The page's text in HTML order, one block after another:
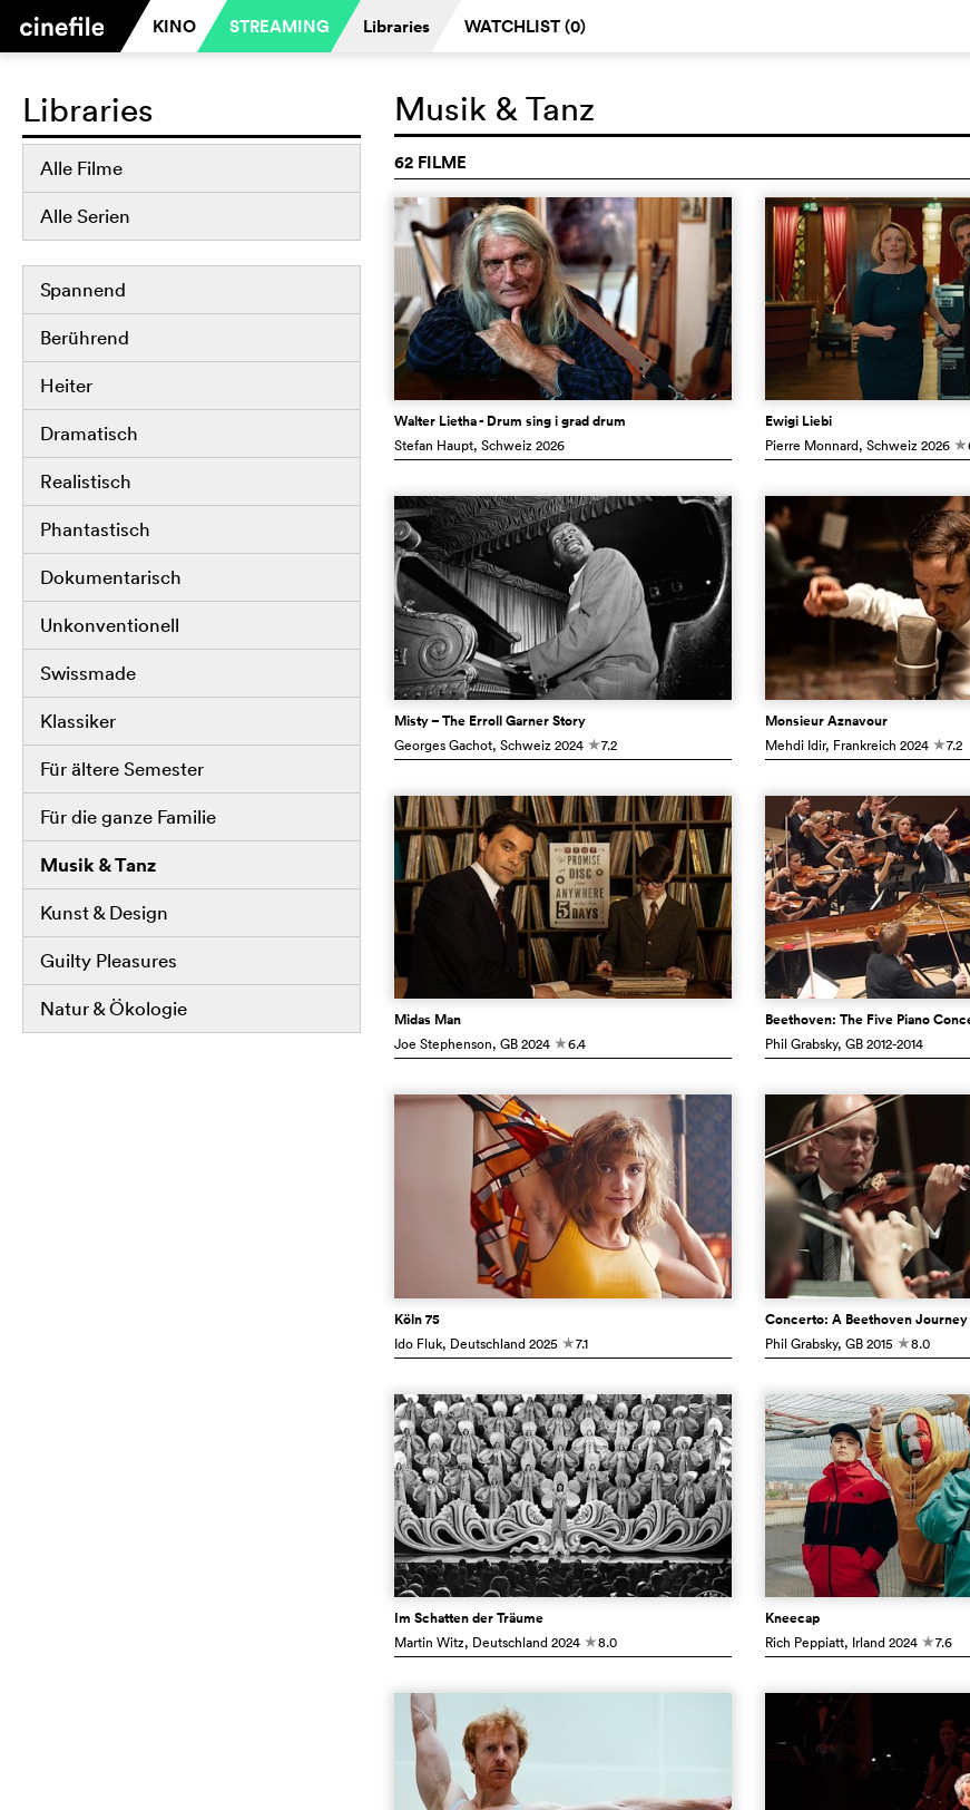
KINO STREAMING Libraries WATCHLIST (0)
Libraries
Alle Filme
Alle Serien
Spannend
Berührend
Heiter
Dramatisch
Realistisch
Phantastisch
Dokumentarisch
Unkonventionell
Swissmade
Klassiker
Für ältere Semester
Für die ganze Familie
Musik & Tanz
Kunst & Design
Guilty Pleasures
Natur & Ökologie
Musik & Tanz
62 FILME
Walter Lietha - Drum sing i grad drum
Stefan Haupt, Schweiz2026
Ewigi Liebi
Pierre Monnard, Schweiz2026 c
Misty – The Erroll Garner Story
Georges Gachot, Schweiz2024 c7.2
Monsieur Aznavour
Mehdi Idir, Frankreich 2024 c7.2
Midas Man
Joe Stephenson, GB2024 c6.4
Beethoven: The Five Piano
Phil Grabsky, GB2012-2014
Köln 75
Ido Fluk, Deutschland2025 c7.1
Concerto: A Beethoven Journey
Phil Grabsky, GB2015 c8.0
Im Schatten der Träume
Martin Witz, Deutschland2024 c8.0
Kneecap
Rich Peppiatt, Irland2024 c7.6